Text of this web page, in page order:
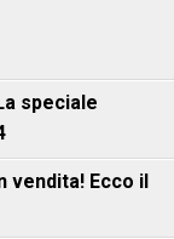
speciale
vendita! Ecco il